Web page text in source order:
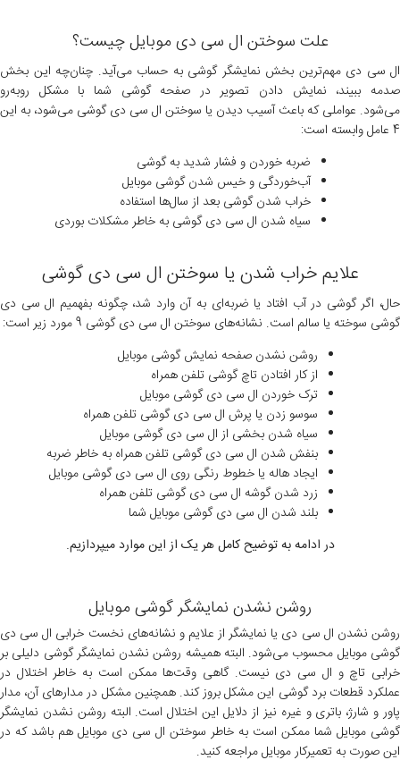
علت‌ سوختن ال سی دی موبایل چیست؟
ال سی دی مهم‌ترین بخش نمایشگر گوشی به حساب می‌آید. چنان‌چه این بخش
صدمه ببیند، نمایش دادن تصویر در صفحه گوشی شما با مشکل روبه‌رو
می‌شود. عواملی که باعث آسیب دیدن یا سوختن ال سی دی گوشی می‌شود، به این
4 عامل وابسته است:
ضربه خوردن و فشار شدید به گوشی
آب‌خوردگی و خیس شدن گوشی موبایل
خراب شدن گوشی بعد از سال‌ها استفاده
سیاه شدن ال سی دی گوشی به خاطر مشکلات بوردی
علایم خراب شدن یا سوختن ال سی دی گوشی
حال، اگر گوشی در آب افتاد یا ضربه‌ای به آن وارد شد، چگونه بفهمیم ال سی دی
گوشی سوخته یا سالم است. نشانه‌های سوختن ال سی دی گوشی 9 مورد زیر است:
روشن نشدن صفحه نمایش گوشی موبایل
از کار افتادن تاچ گوشی تلفن همراه
ترک خوردن ال سی دی گوشی موبایل
سوسو زدن یا پرش ال سی دی گوشی تلفن همراه
سیاه شدن بخشی از ال سی دی گوشی موبایل
بنفش شدن ال سی دی گوشی تلفن همراه به خاطر ضربه
ایجاد هاله یا خطوط رنگی روی ال سی دی گوشی موبایل
زرد شدن گوشه ال سی دی گوشی تلفن همراه
بلند شدن ال سی دی گوشی موبایل شما
در ادامه به توضیح کامل هر یک از این موارد میپردازیم.
روشن نشدن نمایشگر گوشی موبایل
روشن نشدن ال سی دی یا نمایشگر از علایم و نشانه‌های نخست خرابی ال سی دی
گوشی موبایل محسوب می‌شود. البته همیشه روشن نشدن نمایشگر گوشی دلیلی بر
خرابی تاچ و ال سی دی نیست. گاهی وقت‌ها ممکن است به خاطر اختلال در
عملکرد قطعات برد گوشی این مشکل بروز کند. همچنین مشکل در مدارهای آن، مدار
پاور و شارژ، باتری و غیره نیز از دلایل این اختلال است. البته روشن نشدن نمایشگر
گوشی موبایل شما ممکن است به خاطر سوختن ال سی دی موبایل هم باشد که در
این صورت به تعمیرکار موبایل مراجعه کنید.